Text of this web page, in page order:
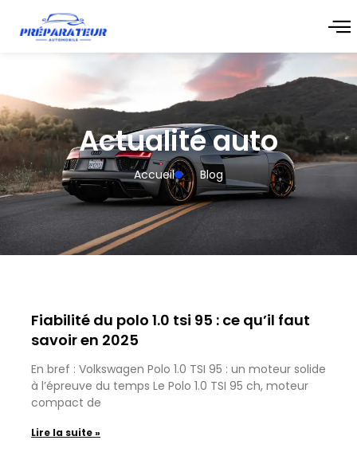
Actualité auto
Accueil Blog
Fiabilité du polo 1.0 tsi 95 : ce qu’il faut
savoir en 2025
En bref : Volkswagen Polo 1.0 TSI 95 : un moteur solide
à l’épreuve du temps Le Polo 1.0 TSI 95 ch, moteur
compact de
Lire la suite »